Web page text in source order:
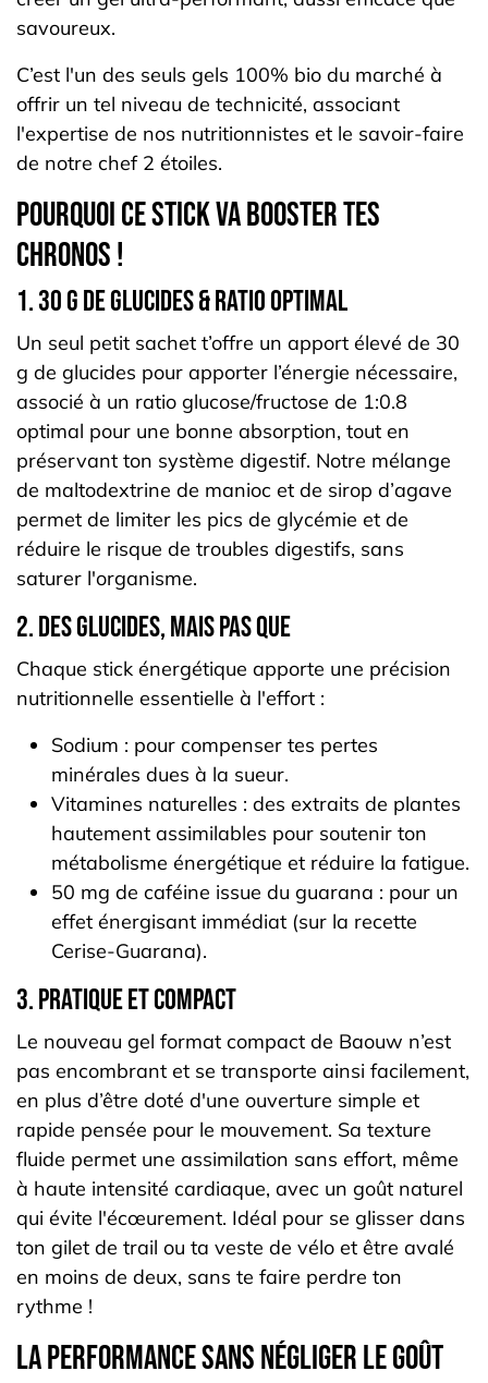
savoureux.
C’est l'un des seuls gels 100% bio du marché à
offrir un tel niveau de technicité, associant
l'expertise de nos nutritionnistes et le savoir-faire
de notre chef 2 étoiles.
Pourquoi ce stick va booster tes
chronos !
1. 30 g de glucides & ratio optimal
Un seul petit sachet t’offre un apport élevé de 30
g de glucides pour apporter l’énergie nécessaire,
associé à un ratio glucose/fructose de 1:0.8
optimal pour une bonne absorption, tout en
préservant ton système digestif. Notre mélange
de maltodextrine de manioc et de sirop d’agave
permet de limiter les pics de glycémie et de
réduire le risque de troubles digestifs, sans
saturer l'organisme.
2. Des glucides, mais pas que
Chaque stick énergétique apporte une précision
nutritionnelle essentielle à l'effort :
Sodium : pour compenser tes pertes
minérales dues à la sueur.
Vitamines naturelles : des extraits de plantes
hautement assimilables pour soutenir ton
métabolisme énergétique et réduire la fatigue.
50 mg de caféine issue du guarana : pour un
effet énergisant immédiat (sur la recette
Cerise-Guarana).
3. Pratique et compact
Le nouveau gel format compact de Baouw n’est
pas encombrant et se transporte ainsi facilement,
en plus d’être doté d'une ouverture simple et
rapide pensée pour le mouvement. Sa texture
fluide permet une assimilation sans effort, même
à haute intensité cardiaque, avec un goût naturel
qui évite l'écœurement. Idéal pour se glisser dans
ton gilet de trail ou ta veste de vélo et être avalé
en moins de deux, sans te faire perdre ton
rythme !
La performance sans négliger le goût